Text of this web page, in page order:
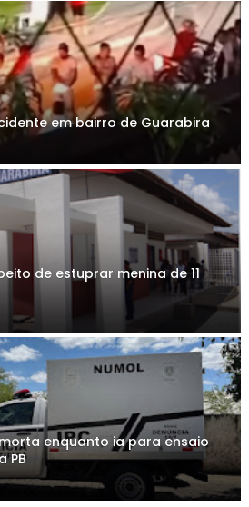
em bairro de Guarabira
de estuprar menina de 11
enquanto ia para ensaio
PB